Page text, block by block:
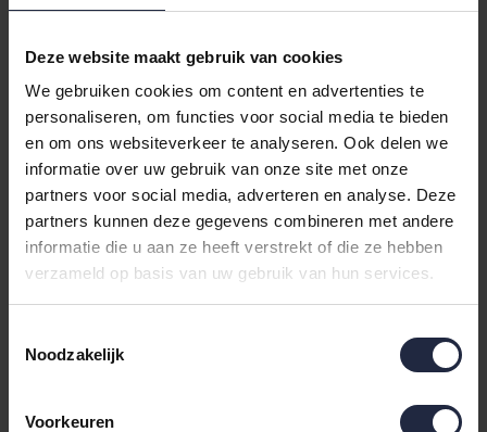
Deze website maakt gebruik van cookies
We gebruiken cookies om content en advertenties te
personaliseren, om functies voor social media te bieden
en om ons websiteverkeer te analyseren. Ook delen we
informatie over uw gebruik van onze site met onze
partners voor social media, adverteren en analyse. Deze
partners kunnen deze gegevens combineren met andere
informatie die u aan ze heeft verstrekt of die ze hebben
verzameld op basis van uw gebruik van hun services.
Noodzakelijk
Voorkeuren
Cawö Dames Badjas
met Sjaalkraag 3423
mittelblau 48
€139,90
Cawö Dames Badjas
met Sjaalkraag 3423
mittelblau 44
€139,90